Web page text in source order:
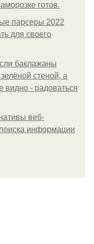
готов.
парсеры 2022
для своего
баклажаны
стеной, а
видно - радоваться
веб-
информации